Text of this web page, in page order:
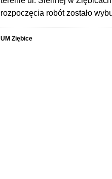
rozpoczęcia robót zostało
UM Ziębice